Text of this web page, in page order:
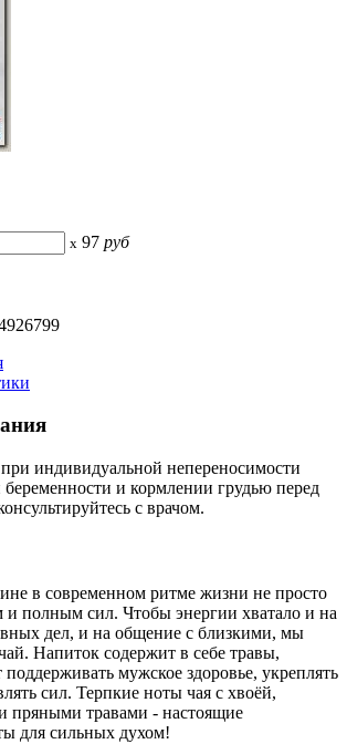
x 97 руб
индивидуальной непереносимости
и кормлении грудью перед
с врачом.
в современном ритме жизни не просто
и полным сил. Чтобы энергии хватало и на
дел, и на общение с близкими, мы
Напиток содержит в себе травы,
мужское здоровье, укреплять
сил. Терпкие ноты чая с хвоёй,
пряными травами - настоящие
для сильных духом!